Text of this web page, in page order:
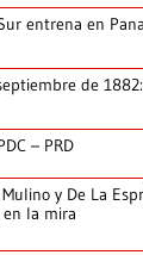
entrena en
de
– PRD
y De La
la mira